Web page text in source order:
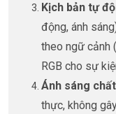
Kịch bản tự
động, ánh
theo ngữ cảnh
RGB cho sự
Ánh sáng
thực, không